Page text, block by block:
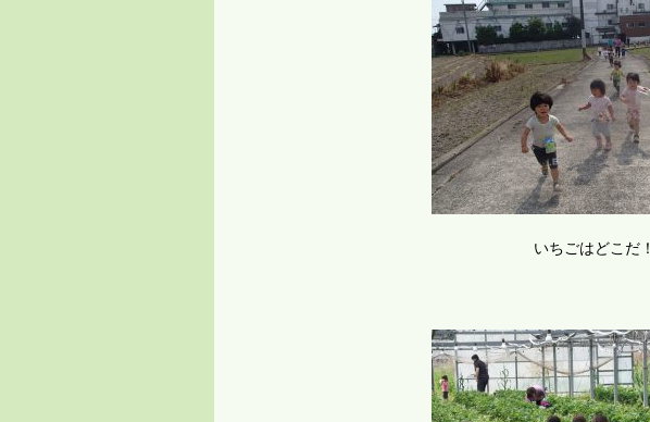
いちごはどこだ！